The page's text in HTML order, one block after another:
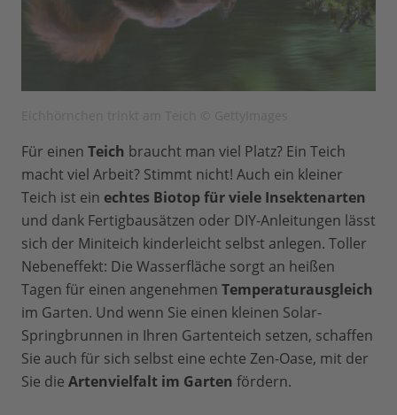
Für einen Teich braucht man viel Platz? Ein Teich
macht viel Arbeit? Stimmt nicht! Auch ein kleiner
Teich ist ein echtes Biotop für viele Insektenarten
und dank Fertigbausätzen oder DIY-Anleitungen lässt
sich der Miniteich kinderleicht selbst anlegen. Toller
Nebeneffekt: Die Wasserfläche sorgt an heißen
Tagen für einen angenehmen Temperaturausgleich
im Garten. Und wenn Sie einen kleinen Solar-
Springbrunnen in Ihren Gartenteich setzen, schaffen
Sie auch für sich selbst eine echte Zen-Oase, mit der
Sie die Artenvielfalt im Garten fördern.